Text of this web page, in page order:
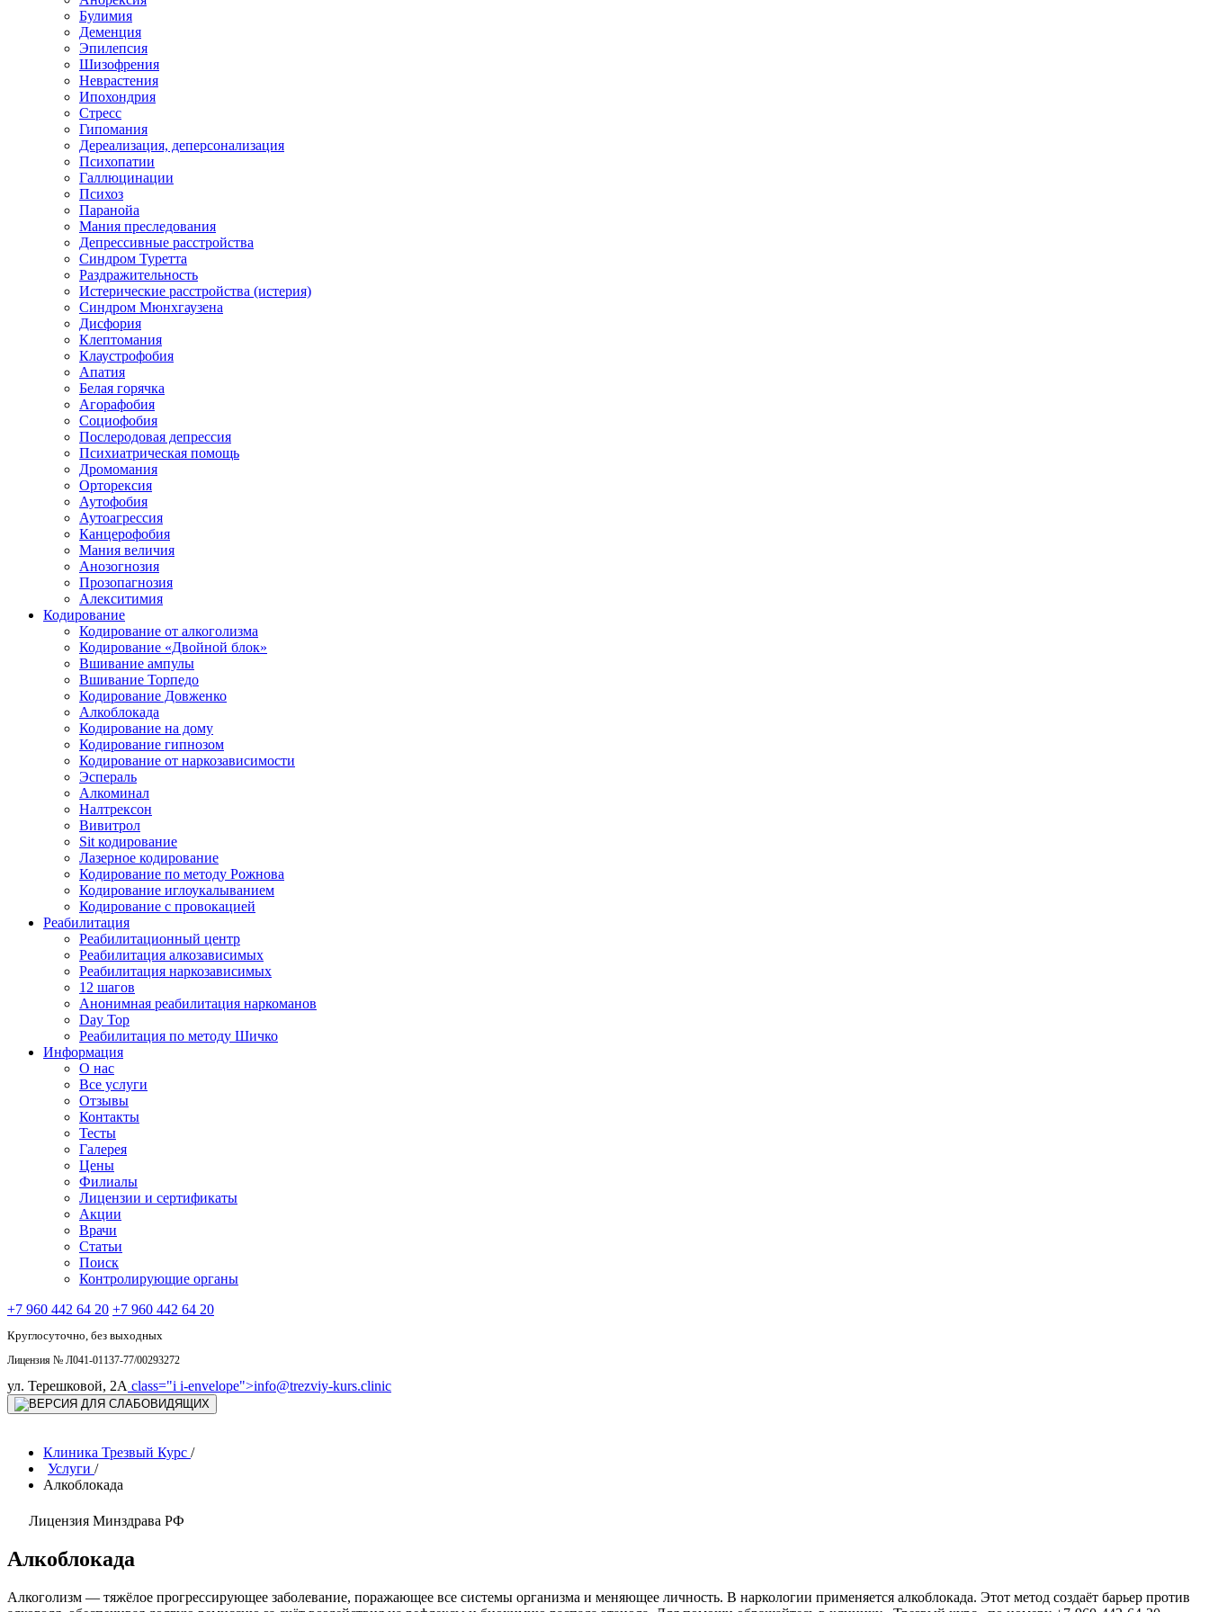
Булимия
Деменция
Эпилепсия
Шизофрения
Неврастения
Ипохондрия
Стресс
Гипомания
Дереализация, деперсонализация
Психопатии
Галлюцинации
Психоз
Паранойа
Мания преследования
Депрессивные расстройства
Синдром Туретта
Раздражительность
Истерические расстройства (истерия)
Синдром Мюнхгаузена
Дисфория
Клептомания
Клаустрофобия
Апатия
Белая горячка
Агорафобия
Социофобия
Послеродовая депрессия
Психиатрическая помощь
Дромомания
Орторексия
Аутофобия
Аутоагрессия
Канцерофобия
Мания величия
Анозогнозия
Прозопагнозия
Алекситимия
Кодирование
Кодирование от алкоголизма
Кодирование «Двойной блок»
Вшивание ампулы
Вшивание Торпедо
Кодирование Довженко
Алкоблокада
Кодирование на дому
Кодирование гипнозом
Кодирование от наркозависимости
Эспераль
Алкоминал
Налтрексон
Вивитрол
Sit кодирование
Лазерное кодирование
Кодирование по методу Рожнова
Кодирование иглоукалыванием
Кодирование с провокацией
Реабилитация
Реабилитационный центр
Реабилитация алкозависимых
Реабилитация наркозависимых
12 шагов
Анонимная реабилитация наркоманов
Day Top
Реабилитация по методу Шичко
Информация
О нас
Все услуги
Отзывы
Контакты
Тесты
Галерея
Цены
Филиалы
Лицензии и сертификаты
Акции
Врачи
Статьи
Поиск
Контролирующие органы
+7 960 442 64 20 +7 960 442 64 20
Круглосуточно, без выходных
Лицензия № Л041-01137-77/00293272
ул. Терешковой, 2А class="i i-envelope">info@trezviy-kurs.clinic
Клиника Трезвый Курс /
Услуги /
Алкоблокада
Лицензия Минздрава РФ
Алкоблокада
Алкоголизм — тяжёлое прогрессирующее заболевание, поражающее все системы организма и меняющее личность. В наркологии применяется алкоблокада. Этот метод создаёт барьер против